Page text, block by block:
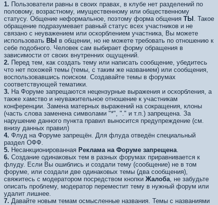
1. Пользователи равны в своих правах, в клубе нет разделений по
половому, возрастному, имущественному или общественному
статусу. Общение неформальное, поэтому форма общения ТЫ . Такое
обращение подразумевает равный статус всех участников и не
связано с неуважением или оскорблением участника, Вы можете
использовать ВЫ в общении, но не можете требовать по отношению к
себе подобного. Человек сам выбирает форму обращения в
зависимости от своих внутренних ощущений.
2. Перед тем, как создать тему или написать сообщение, убедитесь
что нет похожей темы (темы, с таким же названием) или сообщения,
воспользовавшись поиском. Создавайте темы в форумах
соответствующей тематики.
3. На Форуме запрещаются нецензурные выражения и оскорбления, а
также хамство и неуважительное отношение к участникам
конференции. Замена матерных выражений на сокращения, клоны
(часть слова заменена символами "*", "." и т.п.) запрещена. За
нарушение данного пункта правил выносится предупреждение (см.
внизу данных правил)
4. Флуд на Форуме запрещён. Для флуда отведён специальный
раздел ОФФ.
5. Несанкционированная Реклама на Форуме запрещена.
6. Создание одинаковых тем в разных форумах приравнивается к
флуду. Если Вы ошиблись и создали тему (сообщение) не в том
форуме, или создали две одинаковых темы (два сообщения),
свяжитесь с модератором посредством кнопки Жалоба, не забудьте
описать проблему, модератор переместит тему в нужный форум или
удалит лишнее.
7. Давайте новым темам осмысленные названия. Темы с названиями